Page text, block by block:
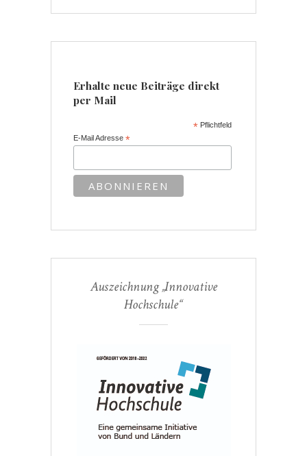
Erhalte neue Beiträge direkt
per Mail
* Pflichtfeld
E-Mail Adresse*
Auszeichnung „Innovative
Hochschule“